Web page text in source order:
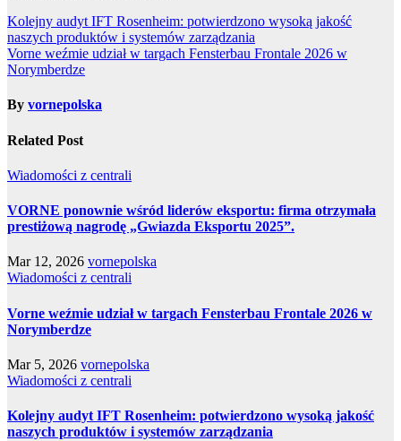
Post
navigation
Kolejny audyt IFT Rosenheim: potwierdzono wysoką jakość
naszych produktów i systemów zarządzania
Vorne weźmie udział w targach Fensterbau Frontale 2026 w
Norymberdze
By vornepolska
Related Post
Wiadomości z centrali
VORNE ponownie wśród liderów eksportu: firma otrzymała
prestiżową nagrodę „Gwiazda Eksportu 2025”.
Mar 12, 2026 vornepolska
Wiadomości z centrali
Vorne weźmie udział w targach Fensterbau Frontale 2026 w
Norymberdze
Mar 5, 2026 vornepolska
Wiadomości z centrali
Kolejny audyt IFT Rosenheim: potwierdzono wysoką jakość
naszych produktów i systemów zarządzania